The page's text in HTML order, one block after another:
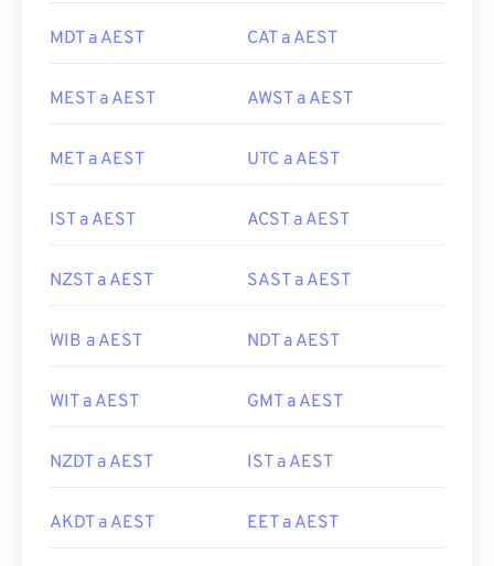
MDT a AEST CAT a AEST
MEST a AEST AWST a AEST
MET a AEST UTC a AEST
IST a AEST ACST a AEST
NZST a AEST SAST a AEST
WIB a AEST NDT a AEST
WIT a AEST GMT a AEST
NZDT a AEST IST a AEST
AKDT a AEST EET a AEST